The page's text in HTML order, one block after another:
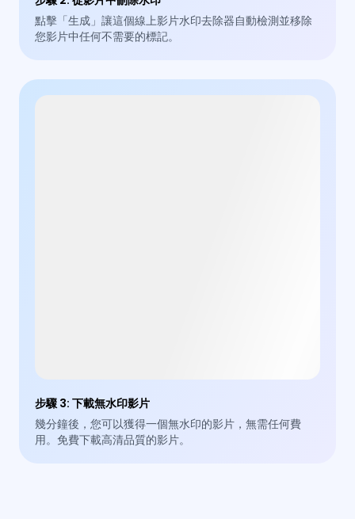
點擊「生成」讓這個線上影片水印去除器自動檢測並移除
您影片中任何不需要的標記。
步驟 3:下載無水印影片
幾分鐘後，您可以獲得一個無水印的影片，無需任何費
用。免費下載高清品質的影片。